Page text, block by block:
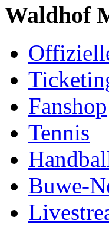
Waldhof
Fanshop
Tennis
Buwe-